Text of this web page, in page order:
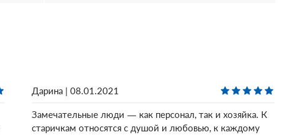
Дарина | 08.01.2021
Замечательные люди — как персонал, так и хозяйка. К
старичкам относятся с душой и любовью, к каждому